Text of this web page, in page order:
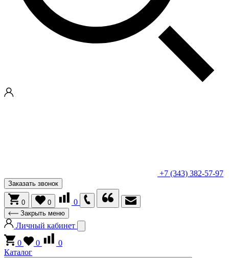
+7 (343) 382-57-97
Заказать звонок
0 0 0
Закрыть меню
Личный кабинет
0
0
0
Каталог